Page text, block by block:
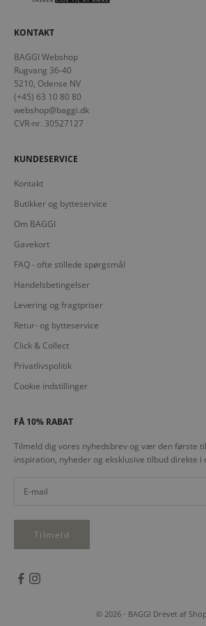
KONTAKT
BAGGI Webshop
Rugvang 36-40
5210, Odense NV
(+45) 63 10 80 80
webshop@baggi.dk
CVR-nr. 30527127
KUNDESERVICE
Kontakt
Butikker og bytteservice
Om BAGGI
Gavekort
FAQ - ofte stillede spørgsmål
Handelsbetingelser
Levering og fragtpriser
Retur- og bytteservice
Click & Collect
Privatlivspolitik
Cookie indstillinger
FÅ 10% RABAT
Tilmeld dig vores nyhedsbrev og vær den første
inspiration, nyheder og eksklusive tilbud direkte i
Tilmeld
© 2026 - BAGGI Drevet af